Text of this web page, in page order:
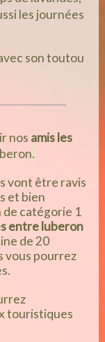
les journées
son toutou
nos amis les
.
vont être ravis
et bien
de catégorie 1
entre luberon
de 20
vous pourrez
touristiques